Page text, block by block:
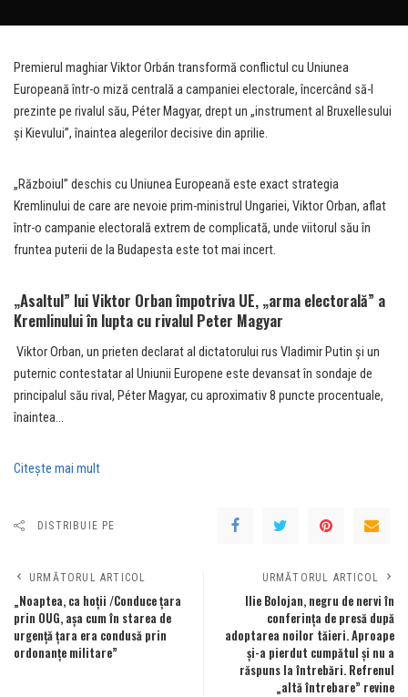
Premierul maghiar Viktor Orbán transformă conflictul cu Uniunea
Europeană într-o miză centrală a campaniei electorale, încercând să-l
prezinte pe rivalul său, Péter Magyar, drept un „instrument al Bruxellesului
și Kievului”, înaintea alegerilor decisive din aprilie.
„Războiul” deschis cu Uniunea Europeană este exact strategia
Kremlinului de care are nevoie prim-ministrul Ungariei, Viktor Orban, aflat
într-o campanie electorală extrem de complicată, unde viitorul său în
fruntea puterii de la Budapesta este tot mai incert.
„Asaltul” lui Viktor Orban împotriva UE, „arma electorală” a
Kremlinului în lupta cu rivalul Peter Magyar
Viktor Orban, un prieten declarat al dictatorului rus Vladimir Putin și un
puternic contestatar al Uniunii Europene este devansat în sondaje de
principalul său rival, Péter Magyar, cu aproximativ 8 puncte procentuale,
înaintea…
Citeşte mai mult
DISTRIBUIE PE
URMĂTORUL ARTICOL
„Noaptea, ca hoții /Conduce țara
prin OUG, așa cum în starea de
urgență țara era condusă prin
ordonanțe militare”
URMĂTORUL ARTICOL
Ilie Bolojan, negru de nervi în
conferința de presă după
adoptarea noilor tăieri. Aproape
și-a pierdut cumpătul și nu a
răspuns la întrebări. Refrenul
„altă întrebare” revine